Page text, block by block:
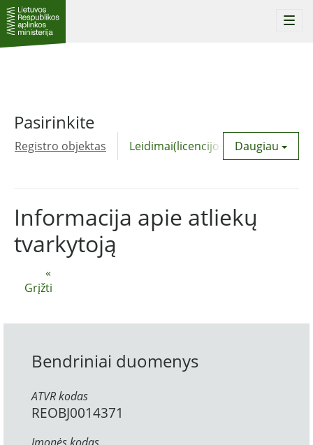
Pasirinkite
Registro objektas Leidimai(licencijos) Daugiau
«
Grįžti
Informacija apie atliekų
tvarkytoją
Bendriniai duomenys
ATVR kodas
REOBJ0014371